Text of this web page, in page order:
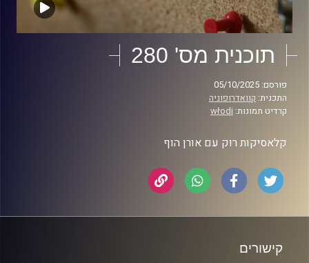
תוכנית מס' 280
פורסם: 05/10/2025
התכנית: קוואדרופוניה
קרדיט תמונות: włodi
קלאסיקות רוק עם אורן הוף
קישורים